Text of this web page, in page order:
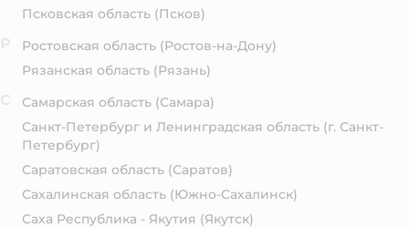
Псковская область (Псков)
Ростовская область (Ростов-на-Дону)
Рязанская область (Рязань)
Самарская область (Самара)
Санкт-Петербург и Ленинградская область (г. Санкт-
Петербург)
Саратовская область (Саратов)
Сахалинская область (Южно-Сахалинск)
Саха Республика - Якутия (Якутск)